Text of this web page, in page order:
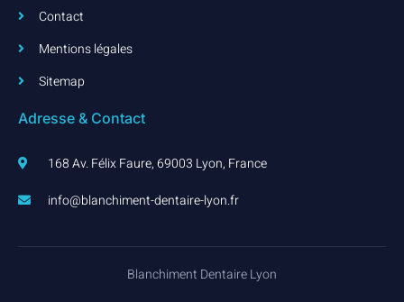
Contact
Mentions légales
Sitemap
Adresse & Contact
168 Av. Félix Faure, 69003 Lyon, France
info@blanchiment-dentaire-lyon.fr
Blanchiment Dentaire Lyon